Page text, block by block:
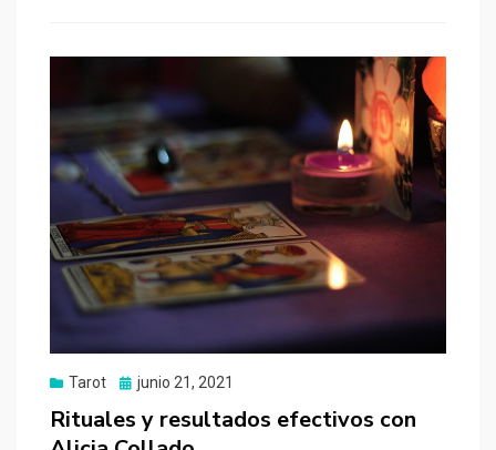
Tarot
Publicado
junio 21, 2021
Rituales y resultados efectivos con